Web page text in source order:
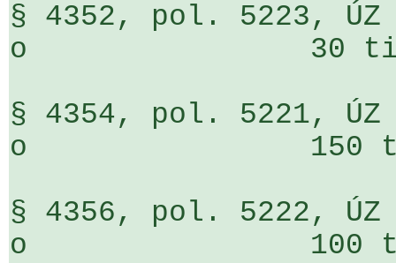
§ 4352, pol. 5223, ÚZ
o                30
§ 4354, pol. 5221, ÚZ
o
§ 4356, pol. 5222, ÚZ
o                100